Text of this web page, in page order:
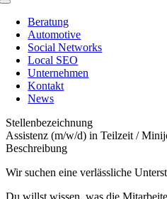
Toggle
NavigationBeratung
Automotive
Social Networks
Local SEO
Unternehmen
Kontakt
News
Stellenbezeichnung
Assistenz (m/w/d) in Teilzeit /
Beschreibung
Wir suchen eine verlässliche
Du willst wissen, was die